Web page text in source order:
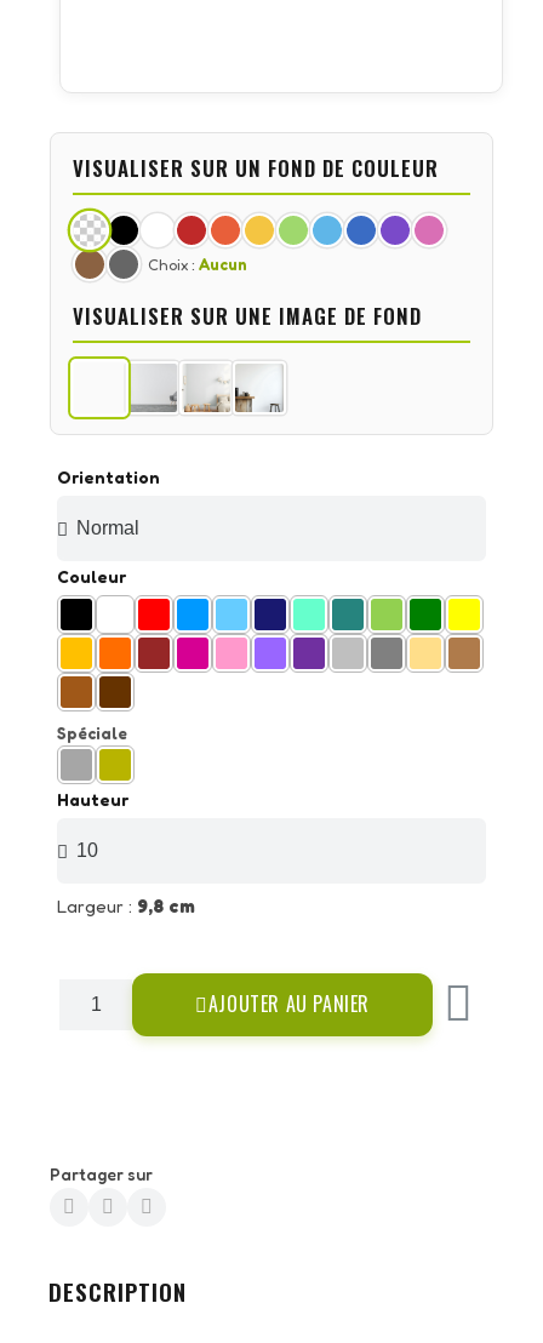
Orientation
Couleur
Spéciale
Hauteur
Largeur : 9,8 cm
AJOUTER AU PANIER
Partager sur
VISUALISER SUR UN FOND DE COULEUR
Choix : Aucun
VISUALISER SUR UNE IMAGE DE FOND
DESCRIPTION